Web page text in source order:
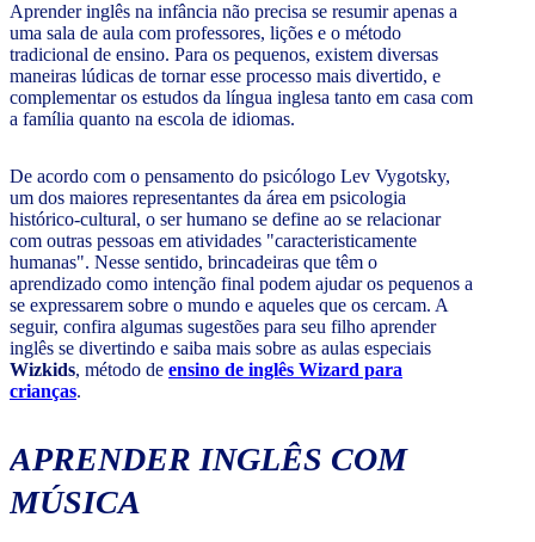
Aprender inglês na infância não precisa se resumir apenas a
uma sala de aula com professores, lições e o método
tradicional de ensino. Para os pequenos, existem diversas
maneiras lúdicas de tornar esse processo mais divertido, e
complementar os estudos da língua inglesa tanto em casa com
a família quanto na escola de idiomas.
De acordo com o pensamento do psicólogo Lev Vygotsky,
um dos maiores representantes da área em psicologia
histórico-cultural, o ser humano se define ao se relacionar
com outras pessoas em atividades "caracteristicamente
humanas". Nesse sentido, brincadeiras que têm o
aprendizado como intenção final podem ajudar os pequenos a
se expressarem sobre o mundo e aqueles que os cercam. A
seguir, confira algumas sugestões para seu filho aprender
inglês se divertindo e saiba mais sobre as aulas especiais
Wizkids, método de ensino de inglês Wizard para
crianças.
APRENDER INGLÊS COM
MÚSICA